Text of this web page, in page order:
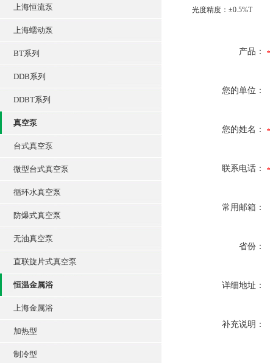
上海恒流泵
上海蠕动泵
BT系列
DDB系列
DDBT系列
真空泵
台式真空泵
微型台式真空泵
循环水真空泵
防爆式真空泵
无油真空泵
直联旋片式真空泵
恒温金属浴
上海金属浴
加热型
制冷型
光度精度：±0.5%T
产品：
您的单位：
您的姓名：
联系电话：
常用邮箱：
省份：
详细地址：
补充说明：